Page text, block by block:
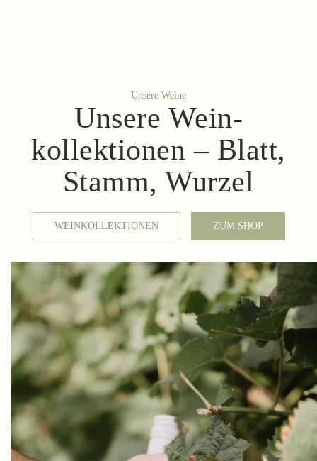
Unsere Weine
Unsere Wein­
kollektionen – Blatt,
Stamm, Wurzel
WEINKOLLEKTIONEN ZUM SHOP